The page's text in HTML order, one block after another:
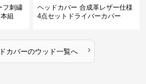
フ刺繍
組
ヘッドカバー 合成革レザー仕様
4点セットドライバーカバー
カバーのウッド一覧へ ›